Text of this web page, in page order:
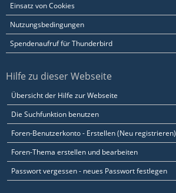
Einsatz von Cookies
Nutzungsbedingungen
Spendenaufruf für Thunderbird
Hilfe zu dieser Webseite
Übersicht der Hilfe zur Webseite
Die Suchfunktion benutzen
Foren-Benutzerkonto - Erstellen (Neu registrieren)
Foren-Thema erstellen und bearbeiten
Passwort vergessen - neues Passwort festlegen